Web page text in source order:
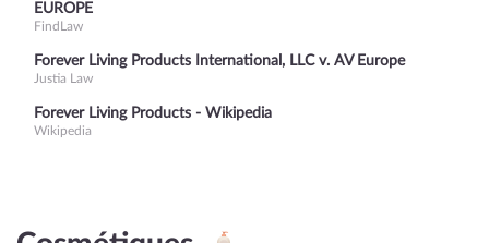
EUROPE
FindLaw
Forever Living Products International, LLC v. AV Europe
Justia Law
Forever Living Products - Wikipedia
Wikipedia